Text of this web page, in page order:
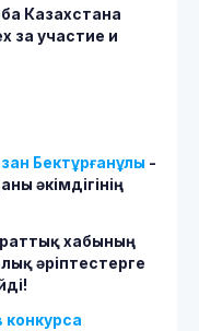
Казахстана
за участие и
Бектұрғанұлы -
әкімдігінің
хабының
әріптестерге